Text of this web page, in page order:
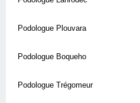
Podologue Plouvara
Podologue Boqueho
Podologue Trégomeur